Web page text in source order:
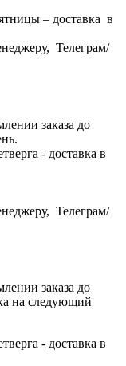
– доставка в
Телеграм/
заказа до
- доставка в
Телеграм/
заказа до
на следующий
- доставка в